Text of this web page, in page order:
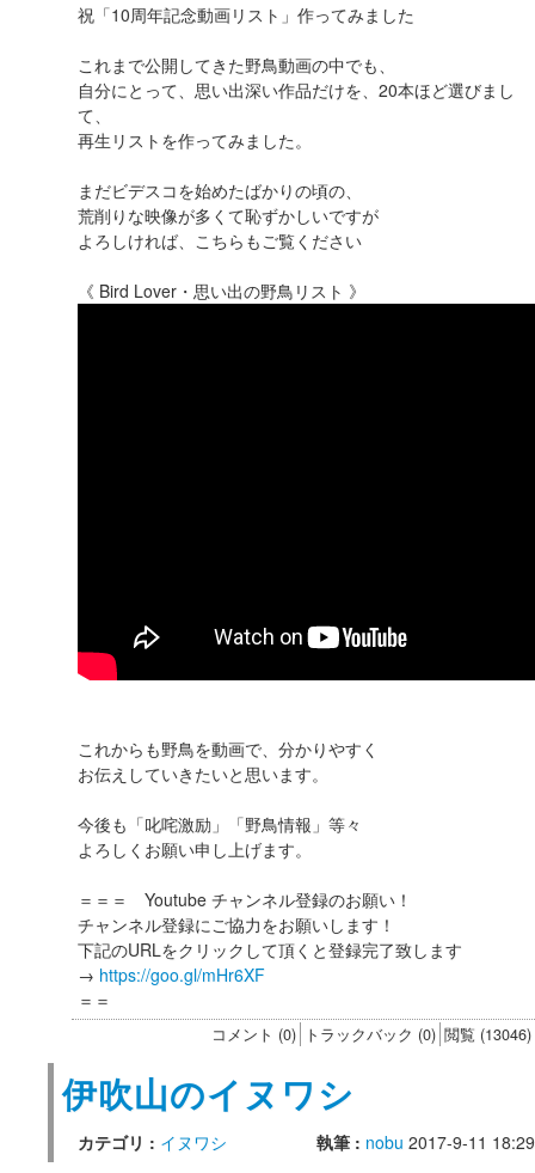
祝「10周年記念動画リスト」作ってみました
これまで公開してきた野鳥動画の中でも、
自分にとって、思い出深い作品だけを、20本ほど選びまし
て、
再生リストを作ってみました。
まだビデスコを始めたばかりの頃の、
荒削りな映像が多くて恥ずかしいですが
よろしければ、こちらもご覧ください
《 Bird Lover・思い出の野鳥リスト 》
これからも野鳥を動画で、分かりやすく
お伝えしていきたいと思います。
今後も「叱咤激励」「野鳥情報」等々
よろしくお願い申し上げます。
＝＝＝ Youtube チャンネル登録のお願い！
チャンネル登録にご協力をお願いします！
下記のURLをクリックして頂くと登録完了致します
→ https://goo.gl/mHr6XF
＝＝
コメント (0) トラックバック (0) 閲覧 (13046)
伊吹山のイヌワシ
カテゴリ : イヌワシ 執筆 : nobu 2017-9-11 18:29